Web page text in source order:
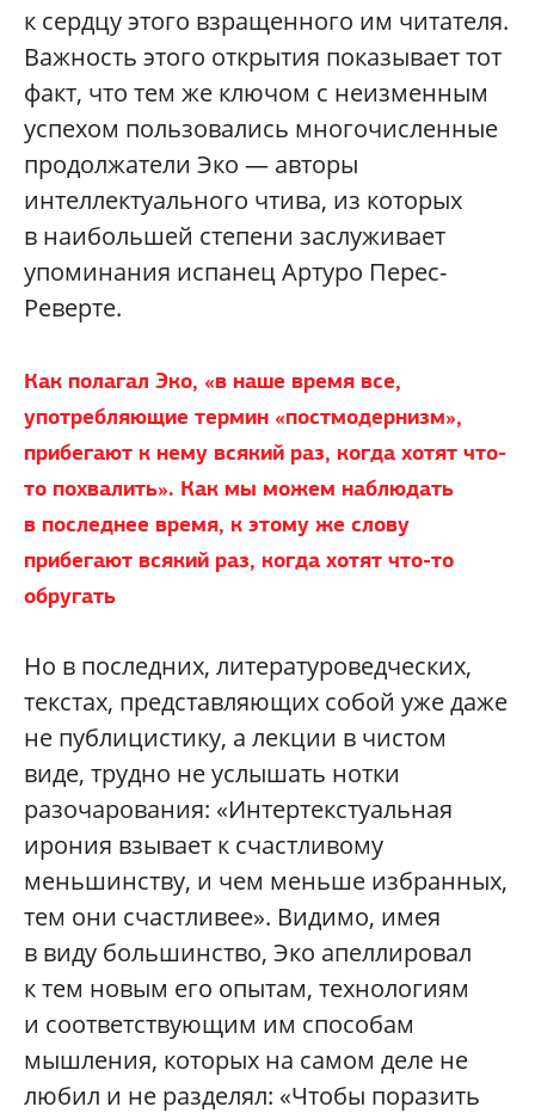
к сердцу этого взращенного им читателя.
Важность этого открытия показывает тот
факт, что тем же ключом с неизменным
успехом пользовались многочисленные
продолжатели Эко — авторы
интеллектуального чтива, из которых
в наибольшей степени заслуживает
упоминания испанец Артуро Перес-
Реверте.
Как полагал Эко, «в наше время все,
употребляющие термин «постмодернизм»,
прибегают к нему всякий раз, когда хотят что-
то похвалить». Как мы можем наблюдать
в последнее время, к этому же слову
прибегают всякий раз, когда хотят что-то
обругать
Но в последних, литературоведческих,
текстах, представляющих собой уже даже
не публицистику, а лекции в чистом
виде, трудно не услышать нотки
разочарования: «Интертекстуальная
ирония взывает к счастливому
меньшинству, и чем меньше избранных,
тем они счастливее». Видимо, имея
в виду большинство, Эко апеллировал
к тем новым его опытам, технологиям
и соответствующим им способам
мышления, которых на самом деле не
любил и не разделял: «Чтобы поразить